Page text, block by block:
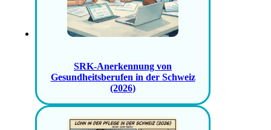
SRK-Anerkennung von
Gesundheitsberufen in der Schweiz
(2026)